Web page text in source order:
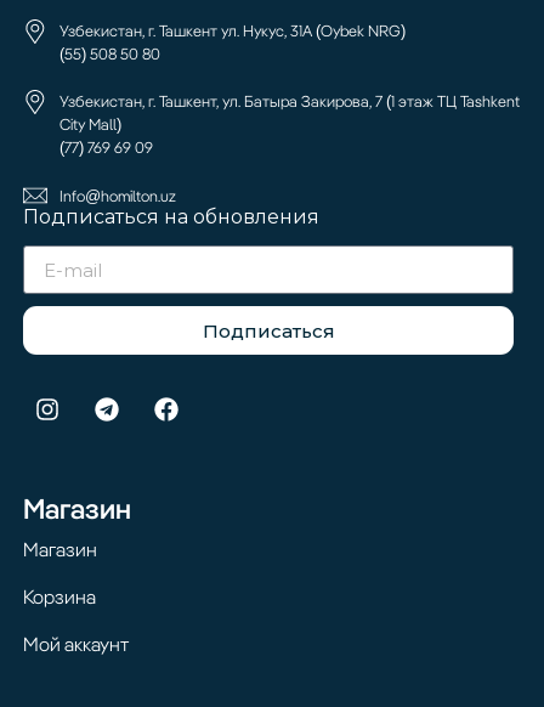
Узбекистан, г. Ташкент ул. Нукус, 31А (Oybek NRG)
(55) 508 50 80
Узбекистан, г. Ташкент, ул. Батыра Закирова, 7 (1 этаж ТЦ Tashkent
City Mall)
(77) 769 69 09
Info@homilton.uz
Подписаться на обновления
Подписаться
Магазин
Магазин
Корзина
Мой аккаунт